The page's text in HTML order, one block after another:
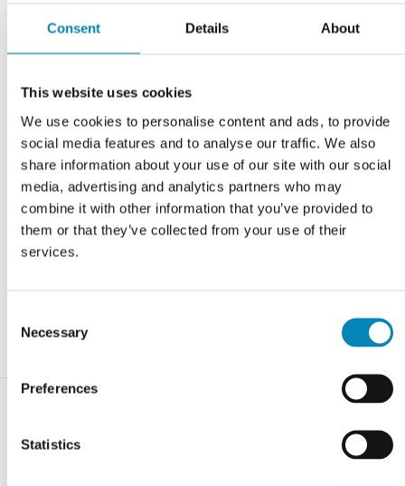
Consent Details About
This website uses cookies
We use cookies to personalise content and ads, to provide
social media features and to analyse our traffic. We also
share information about your use of our site with our social
media, advertising and analytics partners who may
combine it with other information that you’ve provided to
them or that they’ve collected from your use of their
services.
Selection
Necessary
Preferences
Statistics
Har du brug for hjælp?
Kontoret er åbent alle ugens dage 9-22. Tlf. 9743 0500
RING MIG OP
KONTAKT OS
Varebeskrivelse